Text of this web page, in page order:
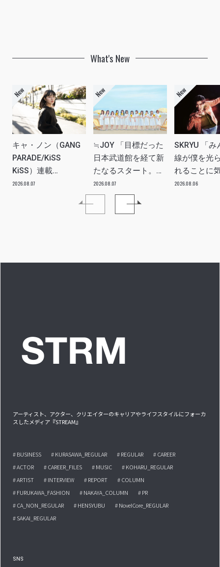
What's New
キャ・ノン（GANG
PARADE/KiSS
KiSS）連載
vol.113「読者からの
質問”のんちゃんはラ
2026.08.07
≒JOY 「目標だった
日本武道館を経て新
たなるスタート。
≒JOYにしかない魅
力を磨いていきた
2026.08.07
SKRYU 「み
線が僕を光
れることに
た」
2026.08.06
アーティスト、アクター、クリエイターのキャリアやライフスタイルにフォーカ
スしたメディア『STREAM』
# BUSINESS # KURASAWA_REGULAR # REGULAR
# CAREER
# ACTOR
# CAREER_FILES # MUSIC
# KOHARU_REGULAR
# ARTIST
# INTERVIEW # REPORT
# COLUMN
# FURUKAWA_FASHION
# NAKAYA_COLUMN
# PR
# CA_NON_REGULAR
# HENSYUBU
# NovelCore_REGULAR
# SAKAI_REGULAR
SNS